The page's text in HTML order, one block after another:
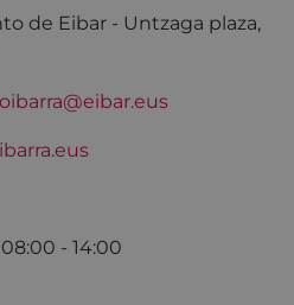
de Eibar - Untzaga plaza,
- 14:00